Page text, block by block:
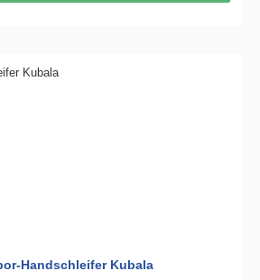
Handschleifer Kubala